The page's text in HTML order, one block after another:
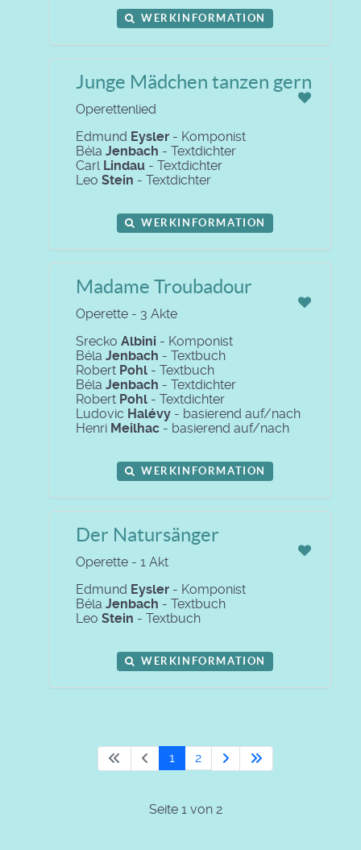
WERKINFORMATION
Junge Mädchen tanzen gern
Operettenlied
Edmund Eysler - Komponist
Béla Jenbach - Textdichter
Carl Lindau - Textdichter
Leo Stein - Textdichter
WERKINFORMATION
Madame Troubadour
Operette - 3 Akte
Srecko Albini - Komponist
Béla Jenbach - Textbuch
Robert Pohl - Textbuch
Béla Jenbach - Textdichter
Robert Pohl - Textdichter
Ludovic Halévy - basierend auf/nach
Henri Meilhac - basierend auf/nach
WERKINFORMATION
Der Natursänger
Operette - 1 Akt
Edmund Eysler - Komponist
Béla Jenbach - Textbuch
Leo Stein - Textbuch
WERKINFORMATION
1 2
Seite 1 von 2